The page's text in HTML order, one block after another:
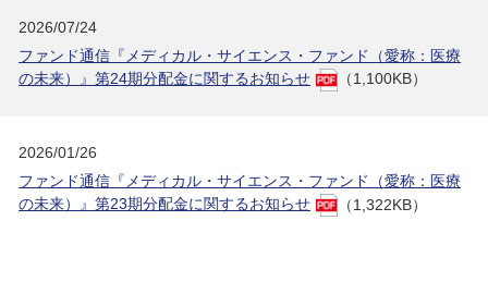
2026/07/24
ファンド通信『メディカル・サイエンス・ファンド（愛称：医療
の未来）』第24期分配金に関するお知らせ
（1,100KB）
2026/01/26
ファンド通信『メディカル・サイエンス・ファンド（愛称：医療
の未来）』第23期分配金に関するお知らせ
（1,322KB）